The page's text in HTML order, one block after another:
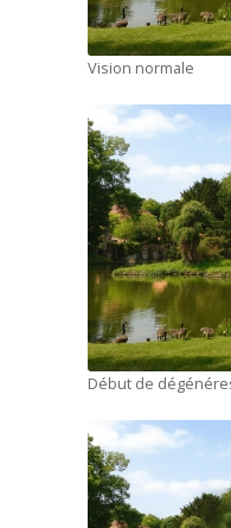
Vision normale
Début de